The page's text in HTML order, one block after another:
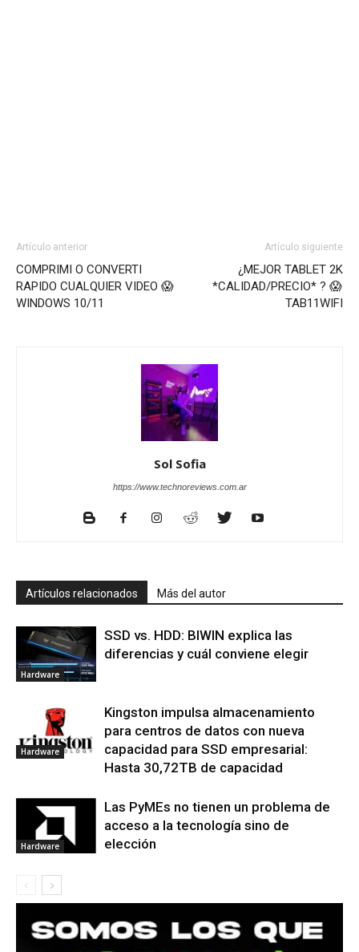
Artículo anterior
COMPRIMI O CONVERTI
RAPIDO CUALQUIER VIDEO 😱
WINDOWS 10/11
Artículo siguiente
¿MEJOR TABLET 2K
*CALIDAD/PRECIO* ? 😱
TAB11WIFI
Sol Sofia
https://www.technoreviews.com.ar
Artículos relacionados Más del autor
Hardware
SSD vs. HDD: BIWIN explica las
diferencias y cuál conviene elegir
Hardware
Kingston impulsa almacenamiento
para centros de datos con nueva
capacidad para SSD empresarial:
Hasta 30,72TB de capacidad
Hardware
Las PyMEs no tienen un problema de
acceso a la tecnología sino de
elección